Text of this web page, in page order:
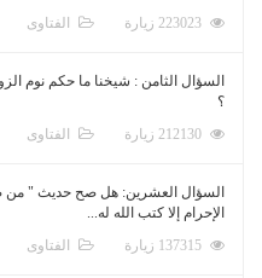
الفتاوى
السؤال الثامن : شيخنا ما حكم نوم
؟
الفتاوى
السؤال العشرين: هل صح حديث " من
الإحرام إلا كتب الله له...
الفتاوى